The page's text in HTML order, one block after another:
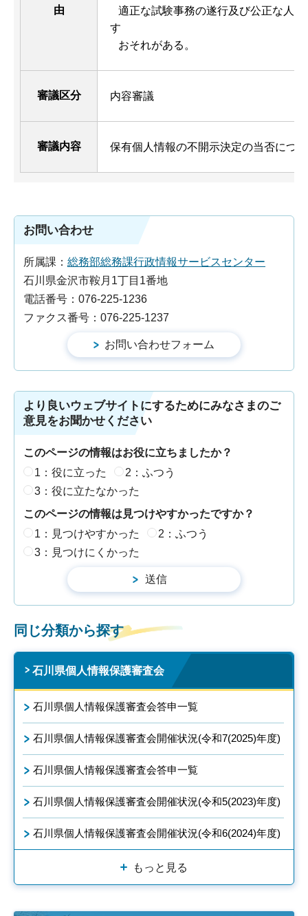
由
適正な試験事務の遂行及び公正な人
す
おそれがある。
審議区分 内容審議
審議内容 保有個人情報の不開示決定の当否につ
お問い合わせ
所属課： 総務部総務課行政情報サービスセンター
石川県金沢市鞍月1丁目1番地
電話番号：076-225-1236
ファクス番号：076-225-1237
より良いウェブサイトにするためにみなさまのご
意見をお聞かせください
このページの情報はお役に立ちましたか？
1：役に立った
2：ふつう
3：役に立たなかった
このページの情報は見つけやすかったですか？
1：見つけやすかった
2：ふつう
3：見つけにくかった
同じ分類から探す
石川県個人情報保護審査会
石川県個人情報保護審査会答申一覧
石川県個人情報保護審査会開催状況(令和7(2025)年度)
石川県個人情報保護審査会答申一覧
石川県個人情報保護審査会開催状況(令和5(2023)年度)
石川県個人情報保護審査会開催状況(令和6(2024)年度)
もっと見る